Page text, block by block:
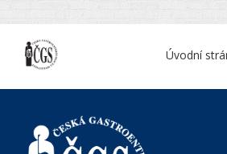
Úvodní